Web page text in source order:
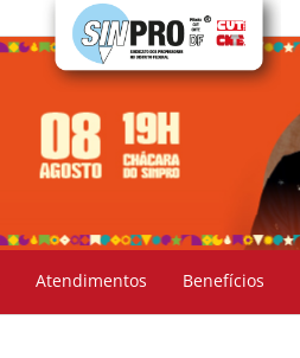
Atendimentos Benefícios